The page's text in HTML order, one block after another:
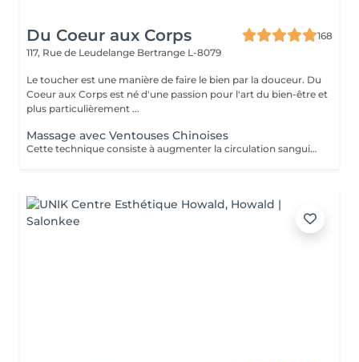
Du Coeur aux Corps
168
117, Rue de Leudelange Bertrange L-8079
Le toucher est une manière de faire le bien par la douceur. Du
Coeur aux Corps est né d'une passion pour l'art du bien-être et
plus particulièrement ...
Massage avec Ventouses Chinoises
Cette technique consiste à augmenter la circulation sanguine. L'objectif est de créer un effet de succion qui favorisera la décongestion des tissus, l'évacuation des toxines et la mobilité des tissus. Prioritairement, cette pratique s'effectue sur le dos.